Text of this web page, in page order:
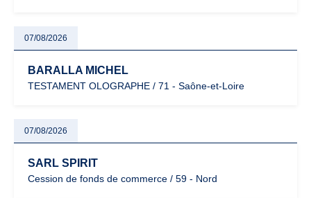
07/08/2026
BARALLA MICHEL
TESTAMENT OLOGRAPHE / 71 - Saône-et-Loire
07/08/2026
SARL SPIRIT
Cession de fonds de commerce / 59 - Nord